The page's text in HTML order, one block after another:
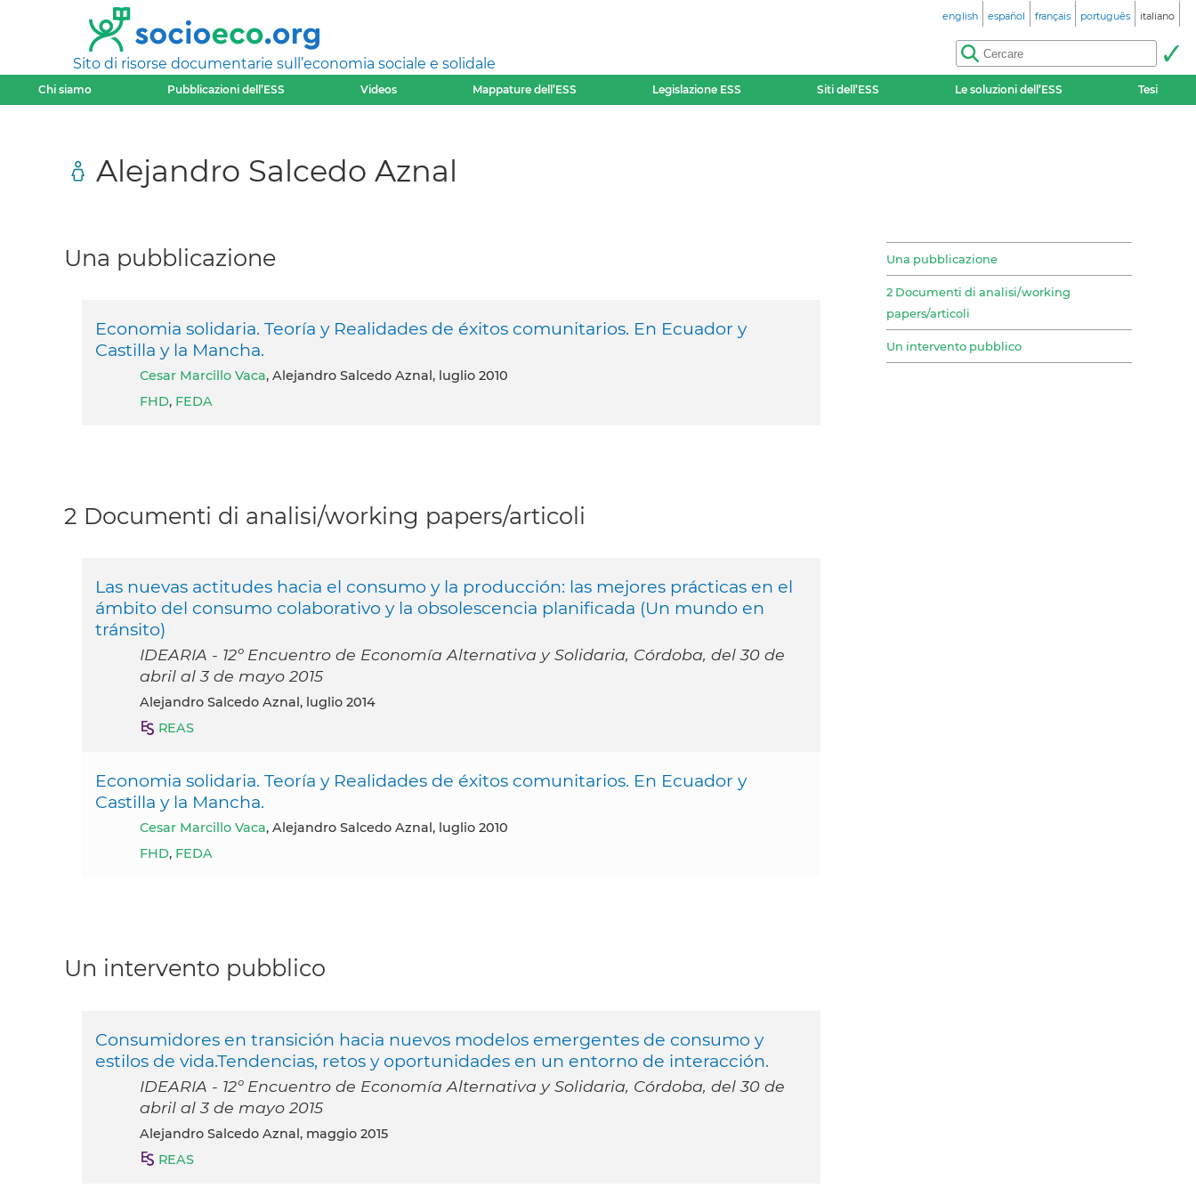
Sito di risorse documentarie sull’economia sociale e solidale
english español français português italiano
Chi siamo Pubblicazioni dell’ESS Videos Mappature dell’ESS Legislazione ESS Siti dell’ESS Le soluzioni dell’ESS Tesi
Alejandro Salcedo Aznal
Una pubblicazione
2 Documenti di analisi/working
papers/articoli
Un intervento pubblico
Una pubblicazione
Economia solidaria. Teoría y Realidades de éxitos comunitarios. En Ecuador y
Castilla y la Mancha.
Cesar Marcillo Vaca, Alejandro Salcedo Aznal, luglio 2010
FHD, FEDA
2 Documenti di analisi/working papers/articoli
Las nuevas actitudes hacia el consumo y la producción: las mejores prácticas en el
ámbito del consumo colaborativo y la obsolescencia planificada (Un mundo en
tránsito)
IDEARIA - 12º Encuentro de Economía Alternativa y Solidaria, Córdoba, del 30 de
abril al 3 de mayo 2015
Alejandro Salcedo Aznal, luglio 2014
REAS
Economia solidaria. Teoría y Realidades de éxitos comunitarios. En Ecuador y
Castilla y la Mancha.
Cesar Marcillo Vaca, Alejandro Salcedo Aznal, luglio 2010
FHD, FEDA
Un intervento pubblico
Consumidores en transición hacia nuevos modelos emergentes de consumo y
estilos de vida.Tendencias, retos y oportunidades en un entorno de interacción.
IDEARIA - 12º Encuentro de Economía Alternativa y Solidaria, Córdoba, del 30 de
abril al 3 de mayo 2015
Alejandro Salcedo Aznal, maggio 2015
REAS